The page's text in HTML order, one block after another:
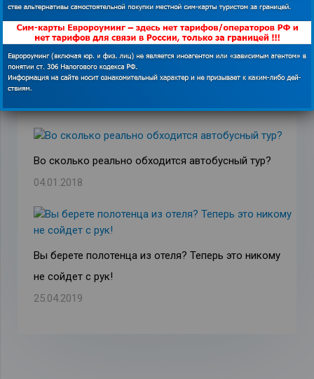
Похожие записи
Почему многолетнее изучение английского не
приносит результатов – 6 причин
Во сколько реально обходится автобусный тур?
04.01.2018
Вы берете полотенца из отеля? Теперь это никому
не сойдет с рук!
25.04.2019